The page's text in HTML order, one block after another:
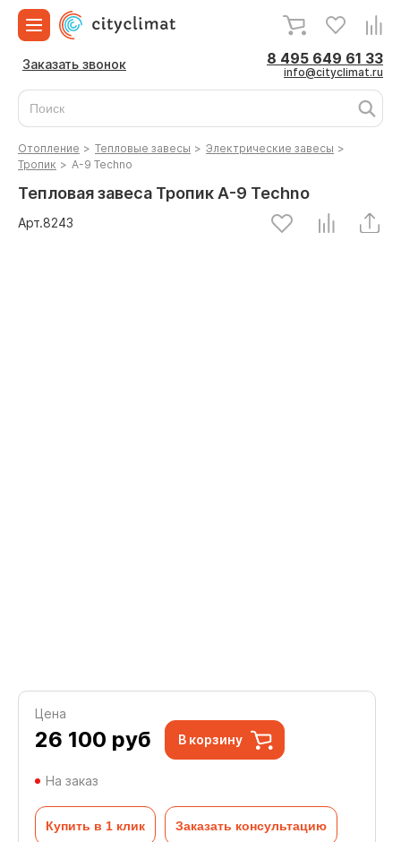
Заказать звонок 8 495 649 61 33
info@cityclimat.ru
Отопление > Тепловые завесы > Электрические завесы >
Тропик > А-9 Techno
Тепловая завеса Тропик А-9 Techno
Арт.8243
Цена
26 100 руб В корзину
На заказ
Купить в 1 клик Заказать консультацию